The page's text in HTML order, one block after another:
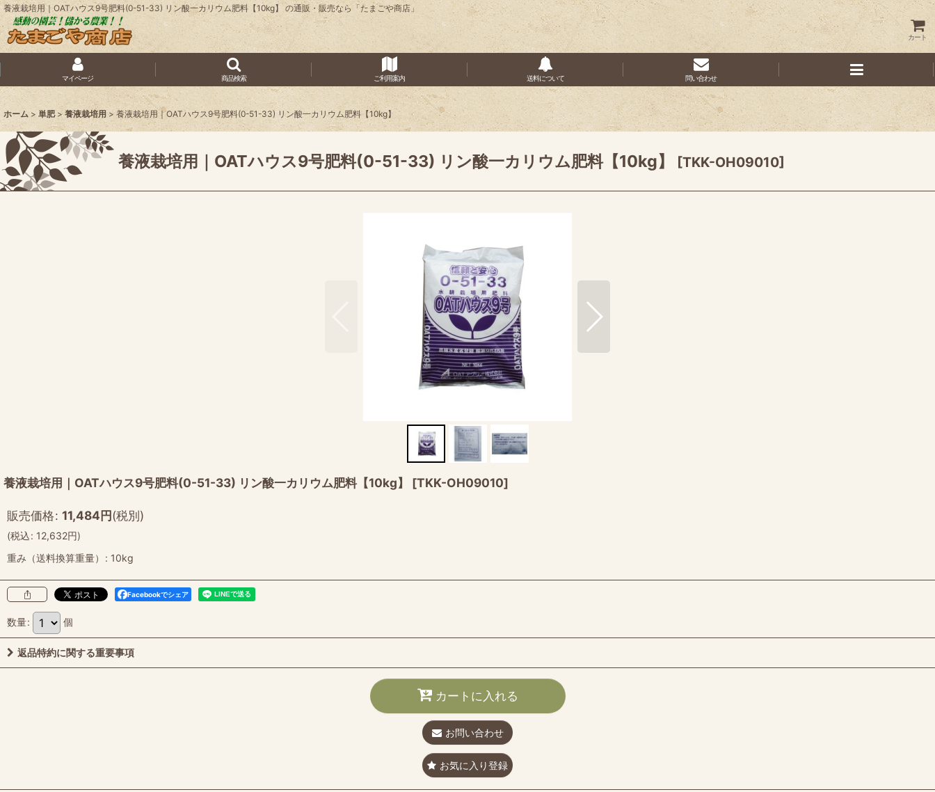
養液栽培用｜OATハウス9号肥料(0-51-33) リン酸一カリウム肥料【10kg】 の通販・販売なら「たまごや商店」
カート
マイページ 商品検索 ご利用案内 送料について 問い合わせ
ホーム > 単肥 > 養液栽培用 > 養液栽培用｜OATハウス9号肥料(0-51-33) リン酸一カリウム肥料【10kg】
養液栽培用｜OATハウス9号肥料(0-51-33) リン酸一カリウム肥料【10kg】 [TKK-OH09010]
養液栽培用｜OATハウス9号肥料(0-51-33) リン酸一カリウム肥料【10kg】 [TKK-OH09010]
販売価格: 11,484円(税別)
(税込: 12,632円)
重み（送料換算重量）
: 10kg
Facebookでシェア
数量: 個
返品特約に関する重要事項
カートに入れる
お問い合わせ
お気に入り登録